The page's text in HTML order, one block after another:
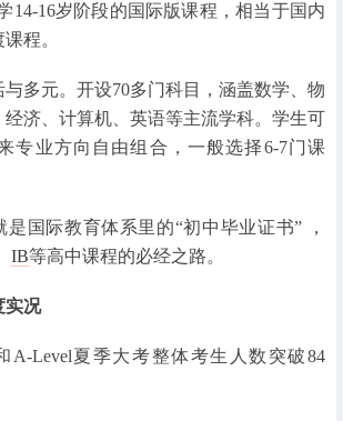
14-16岁阶段的国际版课程，相当于国内
程。
多元。开设70多门科目，涵盖数学、物
济、计算机、英语等主流学科。学生可
专业方向自由组合，一般选择6-7门课
是国际教育体系里的“初中毕业证书” ，
IB等高中课程的必经之路。
实况
A-Level夏季大考整体考生人数突破84